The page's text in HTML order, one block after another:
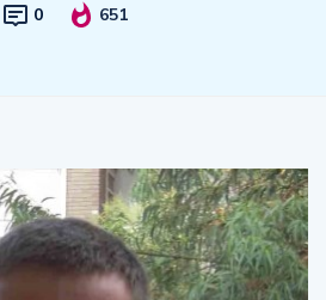
0 651